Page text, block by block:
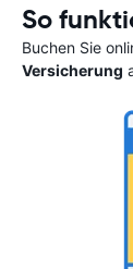
So
Buchen Sie
Versicherung